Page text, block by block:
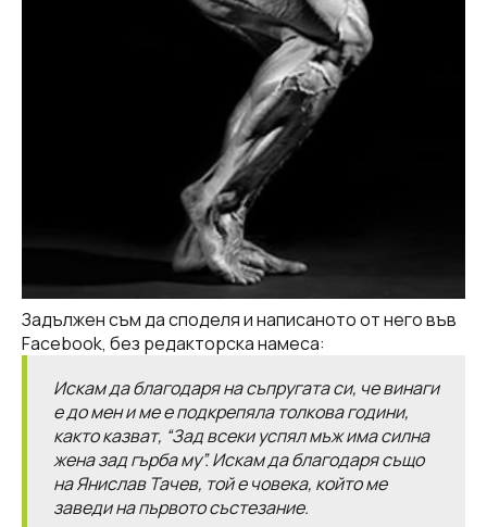
Задължен съм да споделя и написаното от него във
Facebook, без редакторска намеса:
Искам да благодаря на съпругата си, че винаги
е до мен и ме е подкрепяла толкова години,
както казват, “Зад всеки успял мъж има силна
жена зад гърба му”. Искам да благодаря също
на Янислав Тачев, той е човека, който ме
заведи на първото състезание.